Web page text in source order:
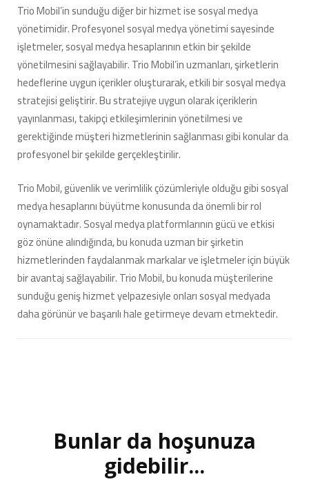
Trio Mobil’in sunduğu diğer bir hizmet ise sosyal medya
yönetimidir. Profesyonel sosyal medya yönetimi sayesinde
işletmeler, sosyal medya hesaplarının etkin bir şekilde
yönetilmesini sağlayabilir. Trio Mobil’in uzmanları, şirketlerin
hedeflerine uygun içerikler oluşturarak, etkili bir sosyal medya
stratejisi geliştirir. Bu stratejiye uygun olarak içeriklerin
yayınlanması, takipçi etkileşimlerinin yönetilmesi ve
gerektiğinde müşteri hizmetlerinin sağlanması gibi konular da
profesyonel bir şekilde gerçekleştirilir.
Trio Mobil, güvenlik ve verimlilik çözümleriyle olduğu gibi sosyal
medya hesaplarını büyütme konusunda da önemli bir rol
oynamaktadır. Sosyal medya platformlarının gücü ve etkisi
göz önüne alındığında, bu konuda uzman bir şirketin
hizmetlerinden faydalanmak markalar ve işletmeler için büyük
bir avantaj sağlayabilir. Trio Mobil, bu konuda müşterilerine
sunduğu geniş hizmet yelpazesiyle onları sosyal medyada
daha görünür ve başarılı hale getirmeye devam etmektedir.
Bunlar da hoşunuza
gidebilir...